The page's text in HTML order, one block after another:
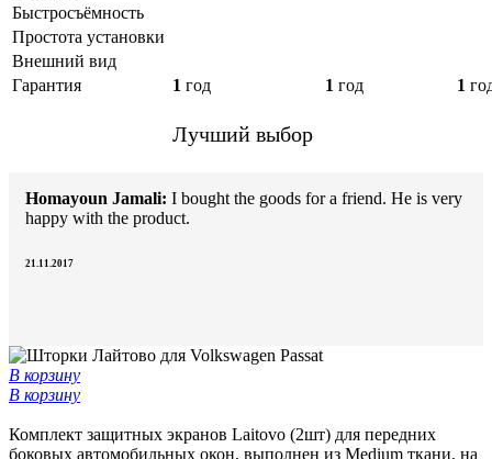
Быстросъёмность
Простота установки
Внешний вид
Гарантия
1 год 1 год 1
Лучший выбор
Homayoun Jamali: I bought the goods for a friend. He is very
happy with the product.
21.11.2017
В корзину
В корзину
Комплект защитных экранов Laitovo (2шт) для передних
боковых автомобильных окон, выполнен из Medium ткани, на